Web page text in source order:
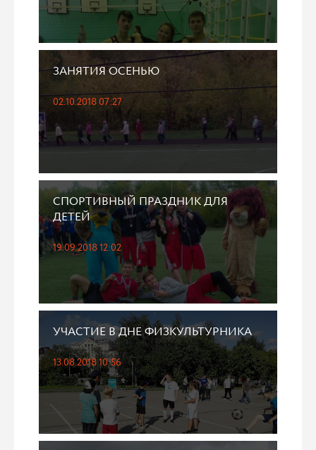
ЗАНЯТИЯ ОСЕНЬЮ
02.10.2018 07:27
СПОРТИВНЫЙ ПРАЗДНИК ДЛЯ
ДЕТЕЙ
19.09.2018 12:02
УЧАСТИЕ В ДНЕ ФИЗКУЛЬТУРНИКА
13.08.2018 10:56